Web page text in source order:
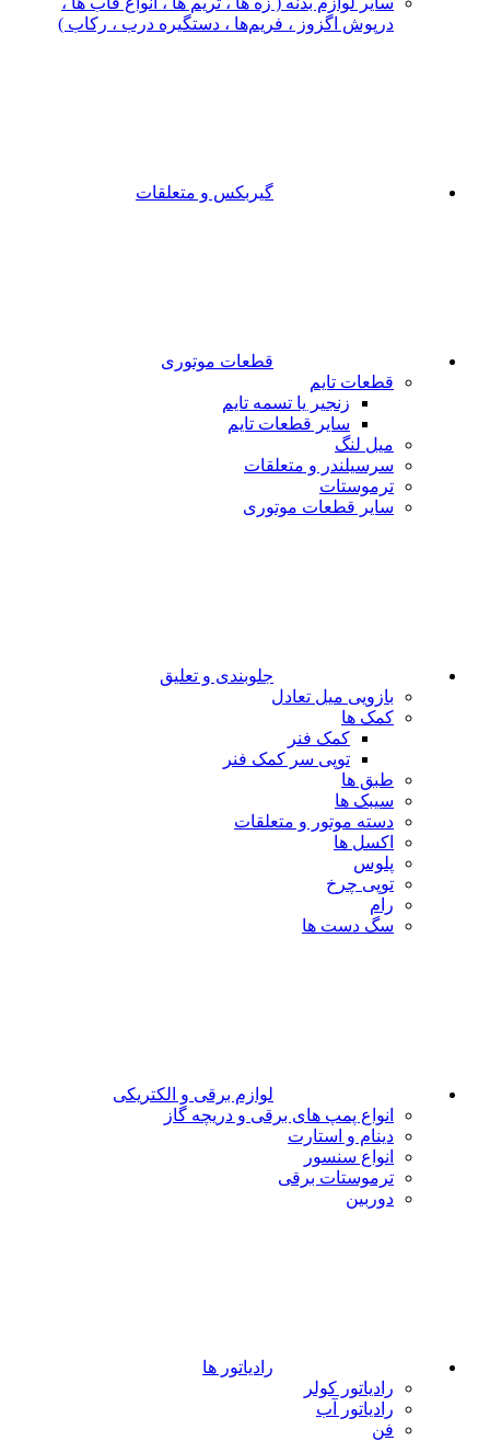
درپوش اگزوز ، فریم‌ها ، دستگیره درب ، رکاب )
گیربکس و متعلقات
قطعات موتوری
قطعات تایم
زنجیر یا تسمه تایم
سایر قطعات تایم
میل لنگ
سرسیلندر و متعلقات
ترموستات
سایر قطعات موتوری
جلوبندی و تعلیق
بازویی میل تعادل
کمک ها
کمک فنر
توپی سر کمک فنر
طبق ها
سیبک ها
دسته موتور و متعلقات
اکسل ها
پلوس
توپی چرخ
رام
سگ دست ها
لوازم برقی و الکتریکی
انواع پمپ های برقی و دریچه گاز
دینام و استارت
انواع سنسور
ترموستات برقی
دوربین
رادیاتور ها
رادیاتور کولر
رادیاتور آب
فن